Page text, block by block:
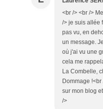
<br /> <br />
/> je suis allée
pas vu, en
un message.
où j'ai vu une
cela me
La Combelle,
Dommage
sur mon blog
/>